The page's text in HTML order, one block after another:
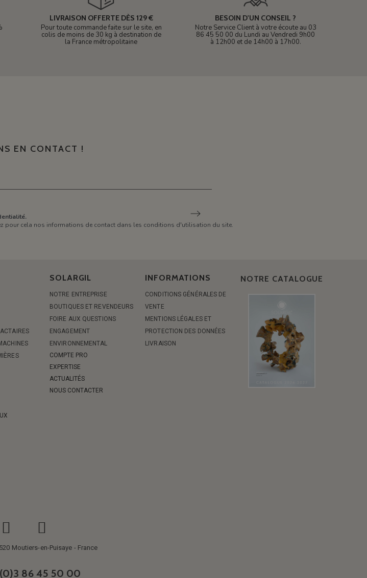
LIVRAISON OFFERTE DÈS 129 €
Pour toute commande faite sur le site, en
colis de moins de 30 kg à destination de
la France métropolitaine
BESOIN D'UN CONSEIL ?
Notre Service Client à votre écoute au 03
86 45 50 00 du Lundi au Vendredi 9h00
à 12h00 et de 14h00 à 17h00.
EN CONTACT !
pour cela nos informations de contact dans les conditions d'utilisation du site.
SOLARGIL
NOTRE ENTREPRISE
BOUTIQUES ET REVENDEURS
FOIRE AUX QUESTIONS
ENGAGEMENT
ENVIRONNEMENTAL
COMPTE PRO
EXPERTISE
ACTUALITÉS
NOUS CONTACTER
INFORMATIONS
CONDITIONS GÉNÉRALES DE
VENTE
MENTIONS LÉGALES ET
PROTECTION DES DONNÉES
LIVRAISON
NOTRE CATALOGUE
Moutiers-en-Puisaye - France
(0)3 86 45 50 00